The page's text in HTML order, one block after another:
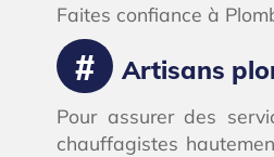
Faites confiance à
Artisans
Pour assurer des
chauffagistes